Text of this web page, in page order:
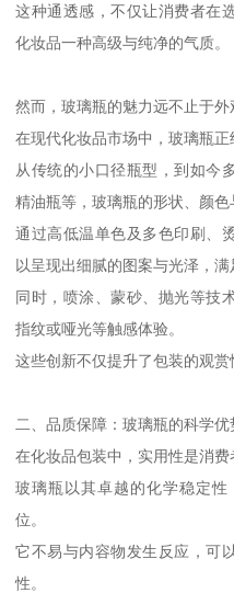
这种通透感，不仅让消费者在
化妆品一种高级与纯净的气质。
然而，玻璃瓶的魅力远不止于外
在现代化妆品市场中，玻璃瓶正
从传统的小口径瓶型，到如今
精油瓶等，玻璃瓶的形状、颜色
通过高低温单色及多色印刷、
以呈现出细腻的图案与光泽，满
同时，喷涂、蒙砂、抛光等技
指纹或哑光等触感体验。
这些创新不仅提升了包装的观赏
二、品质保障：玻璃瓶的科学优
在化妆品包装中，实用性是消费
玻璃瓶以其卓越的化学稳定
位。
它不易与内容物发生反应，可
性。